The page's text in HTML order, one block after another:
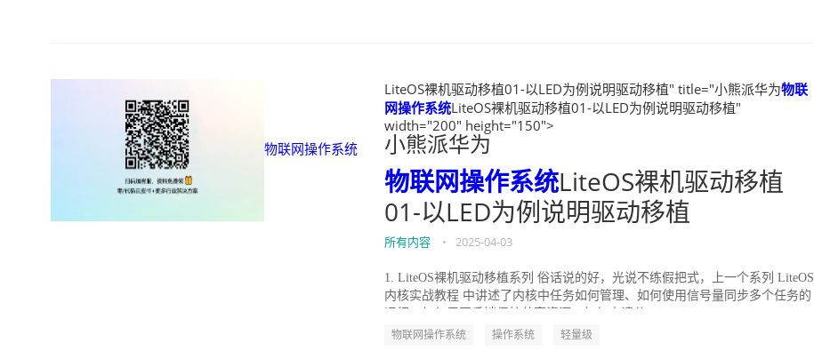
物联网操作系统
LiteOS裸机驱动移植01-以LED为例说明驱动移植" title="小熊派华为物联
网操作系统LiteOS裸机驱动移植01-以LED为例说明驱动移植"
width="200" height="150">
小熊派华为
物联网操作系统LiteOS裸机驱动移植
01-以LED为例说明驱动移植
所有内容 • 2025-04-03
1. LiteOS裸机驱动移植系列 俗话说的好，光说不练假把式，上一个系列 LiteOS
内核实战教程 中讲述了内核中任务如何管理、如何使用信号量同步多个任务的
物联网操作系统 操作系统 轻量级